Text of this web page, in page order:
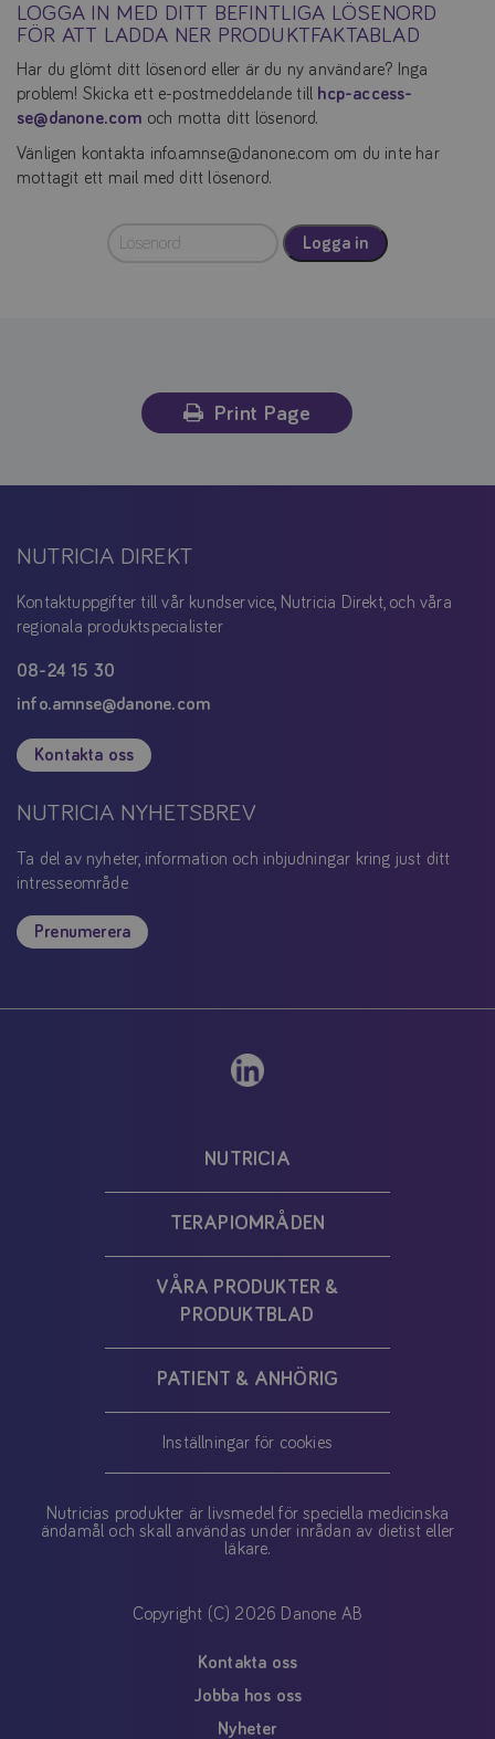
LOGGA IN MED DITT BEFINTLIGA LÖSENORD
FÖR ATT LADDA NER PRODUKTFAKTABLAD
Har du glömt ditt lösenord eller är du ny användare? Inga
problem! Skicka ett e-postmeddelande till hcp-access-
se@danone.com och motta ditt lösenord.
Vänligen kontakta info.amnse@danone.com om du inte har
mottagit ett mail med ditt lösenord.
Logga in
Print Page
NUTRICIA DIREKT
Kontaktuppgifter till vår kundservice, Nutricia Direkt, och våra
regionala produktspecialister
08-24 15 30
info.amnse@danone.com
Kontakta oss
NUTRICIA NYHETSBREV
Ta del av nyheter, information och inbjudningar kring just ditt
intresseområde
Prenumerera
NUTRICIA
TERAPIOMRÅDEN
VÅRA PRODUKTER &
PRODUKTBLAD
PATIENT & ANHÖRIG
Inställningar för cookies
Nutricias produkter är livsmedel för speciella medicinska
ändamål och skall användas under inrådan av dietist eller
läkare.
Copyright (C) 2026 Danone AB
Kontakta oss
Jobba hos oss
Nyheter